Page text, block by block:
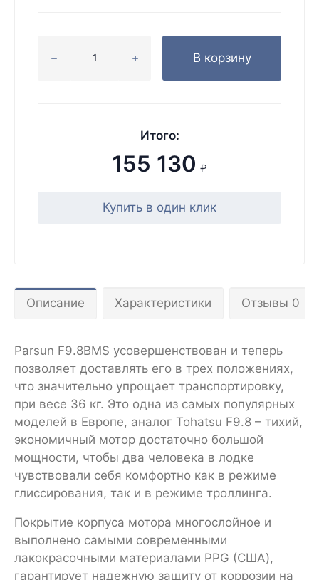
В корзину
Итого:
155 130 ₽
Купить в один клик
Описание Характеристики Отзывы 0
Parsun F9.8BMS усовершенствован и теперь
позволяет доставлять его в трех положениях,
что значительно упрощает транспортировку,
при весе 36 кг. Это одна из самых популярных
моделей в Европе, аналог Tohatsu F9.8 – тихий,
экономичный мотор достаточно большой
мощности, чтобы два человека в лодке
чувствовали себя комфортно как в режиме
глиссирования, так и в режиме троллинга.
Покрытие корпуса мотора многослойное и
выполнено самыми современными
лакокрасочными материалами PPG (США),
гарантирует надежную защиту от коррозии на